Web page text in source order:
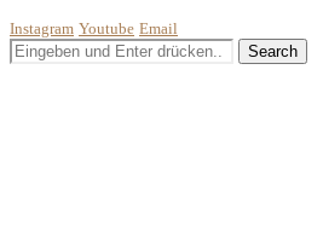
Instagram Youtube Email